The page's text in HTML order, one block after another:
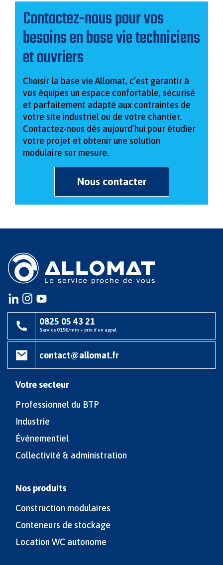
Contactez-nous pour vos
besoins en base vie techniciens
et ouvriers
Choisir la base vie Allomat, c’est garantir à
vos équipes un espace confortable, sécurisé
et parfaitement adapté aux contraintes de
votre site industriel ou de votre chantier.
Contactez-nous dès aujourd’hui pour étudier
votre projet et obtenir une solution
modulaire sur mesure.
Nous contacter
Instagram
instagram
youtube
0825 05 43 21
Service 0.15€/min + prix d'un appel
contact@allomat.fr
Votre secteur
Professionnel du BTP
Industrie
Événementiel
Collectivité & administration
Nos produits
Construction modulaires
Conteneurs de stockage
Location WC autonome